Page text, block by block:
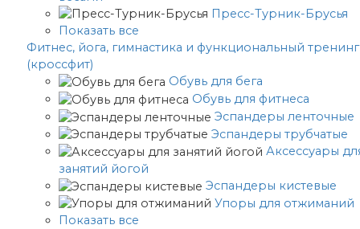
Пресс-Турник-Брусья
Показать все
Фитнес, йога, гимнастика и функциональный тренинг
(кроссфит)
Обувь для бега
Обувь для фитнеса
Эспандеры ленточные
Эспандеры трубчатые
Аксессуары
занятий йогой
Эспандеры кистевые
Упоры для отжиманий
Показать все